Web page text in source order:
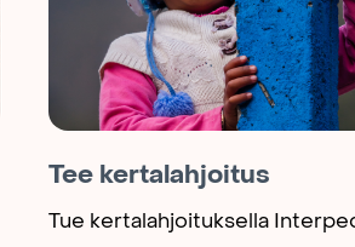
Tee kertalahjoitus
Tue kertalahjoituksella